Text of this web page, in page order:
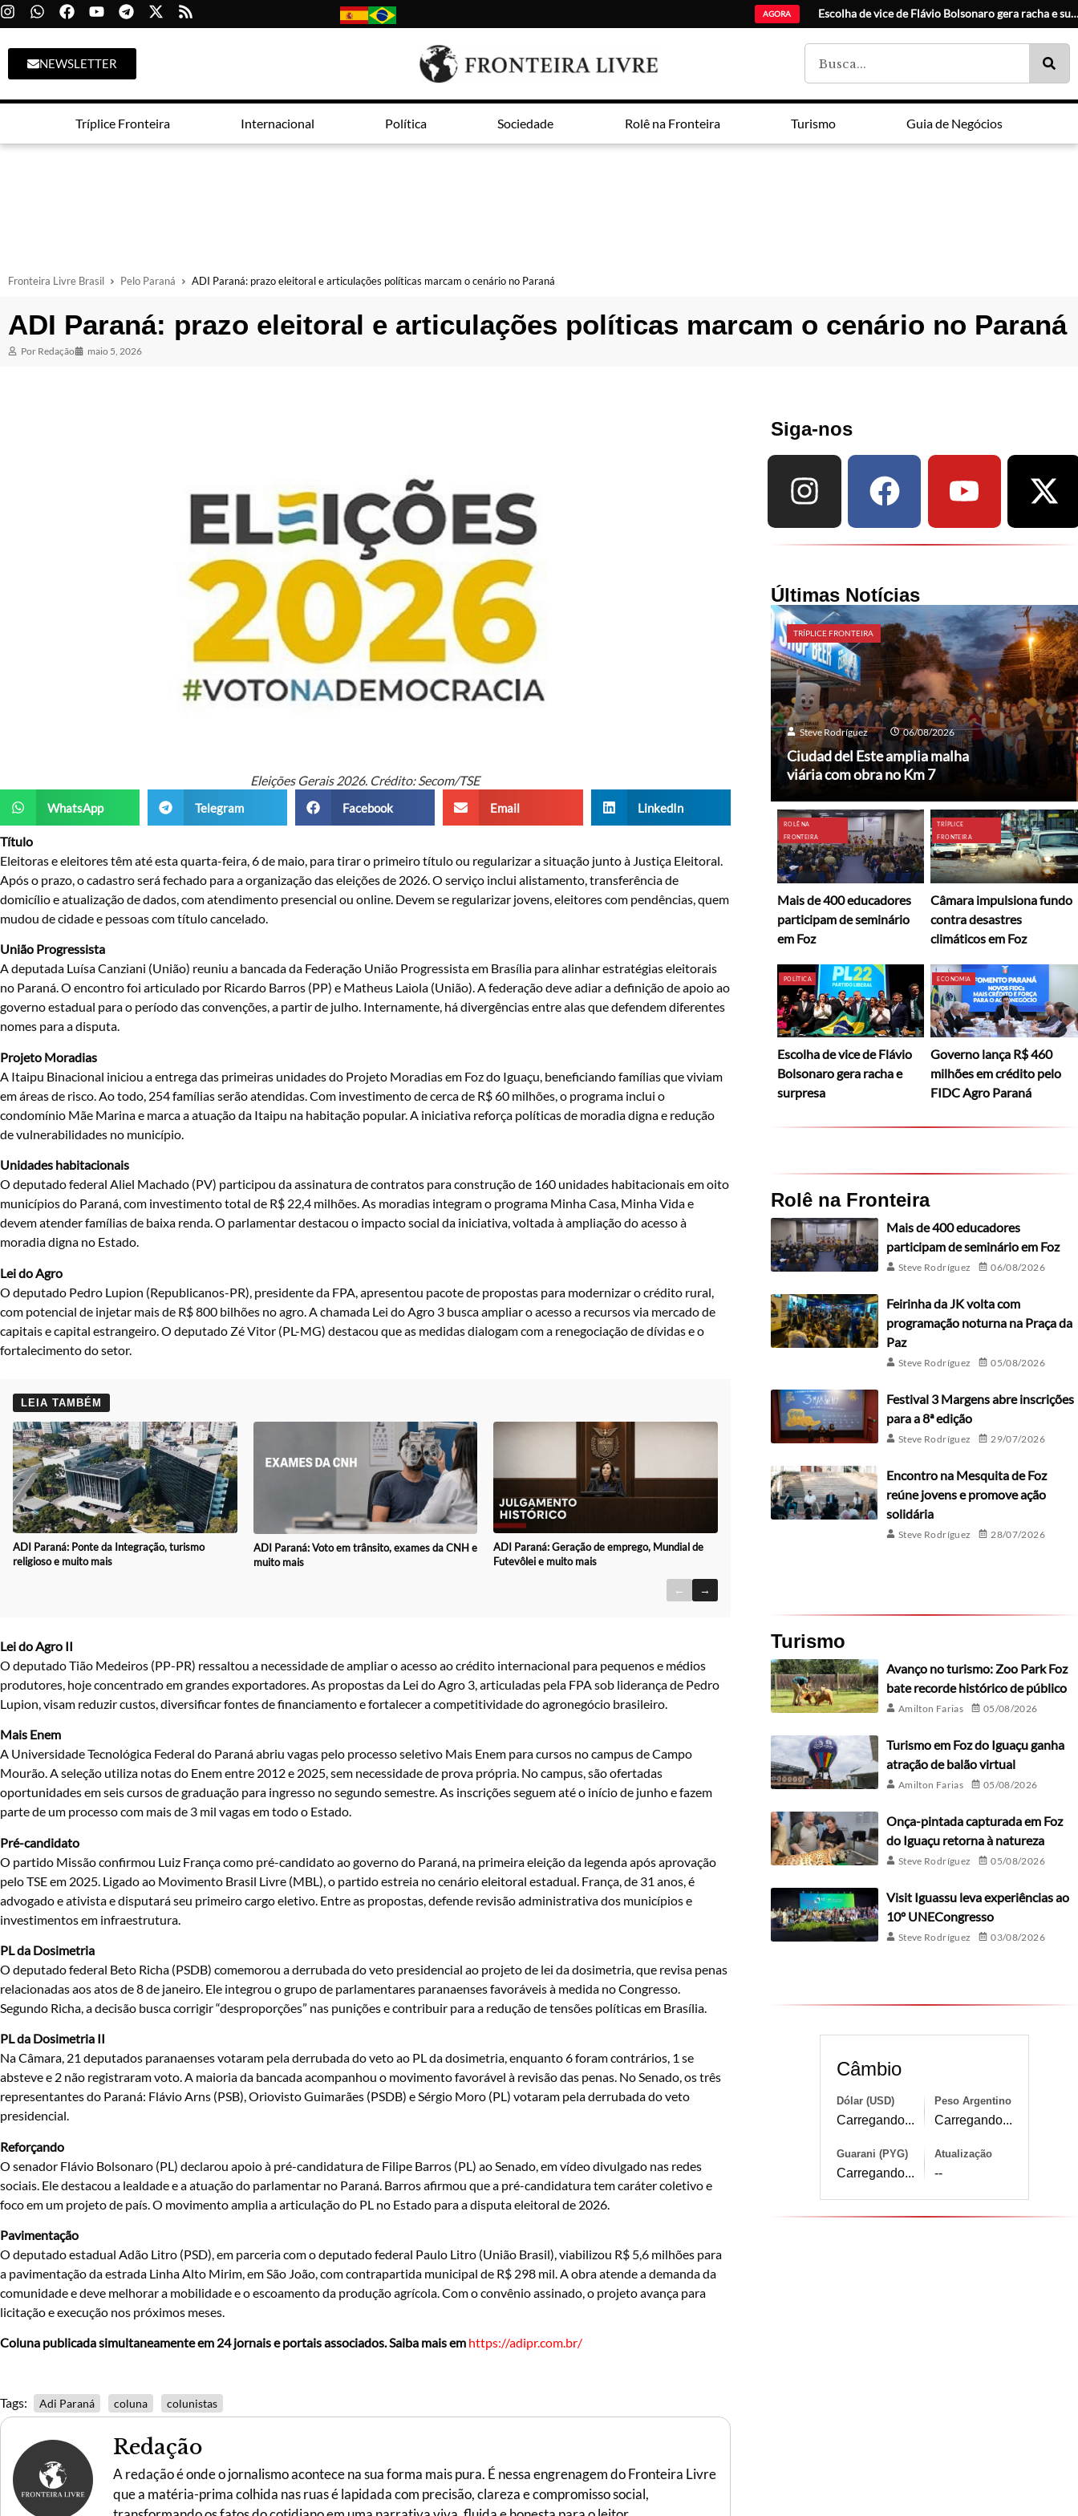
AGORA Ciudad del E
NEWSLETTER
Tríplice Fronteira Internacional Política Sociedade Rolê na Fronteira Turismo Guia de Negócios
Fronteira Livre Brasil Pelo Paraná ADI Paraná: prazo eleitoral e articulações políticas marcam o cenário no Paraná
ADI Paraná: prazo eleitoral e articulações políticas marcam o cenário no Paraná
Por Redação maio 5, 2026
Eleições Gerais 2026. Crédito: Secom/TSE
WhatsApp Telegram Facebook Email LinkedIn
Título
Eleitoras e eleitores têm até esta quarta-feira, 6 de maio, para tirar o primeiro título ou regularizar a situação junto à Justiça Eleitoral.
Após o prazo, o cadastro será fechado para a organização das eleições de 2026. O serviço inclui alistamento, transferência de
domicílio e atualização de dados, com atendimento presencial ou online. Devem se regularizar jovens, eleitores com pendências, quem
mudou de cidade e pessoas com título cancelado.
União Progressista
A deputada Luísa Canziani (União) reuniu a bancada da Federação União Progressista em Brasília para alinhar estratégias eleitorais
no Paraná. O encontro foi articulado por Ricardo Barros (PP) e Matheus Laiola (União). A federação deve adiar a definição de apoio ao
governo estadual para o período das convenções, a partir de julho. Internamente, há divergências entre alas que defendem diferentes
nomes para a disputa.
Projeto Moradias
A Itaipu Binacional iniciou a entrega das primeiras unidades do Projeto Moradias em Foz do Iguaçu, beneficiando famílias que viviam
em áreas de risco. Ao todo, 254 famílias serão atendidas. Com investimento de cerca de R$ 60 milhões, o programa inclui o
condomínio Mãe Marina e marca a atuação da Itaipu na habitação popular. A iniciativa reforça políticas de moradia digna e redução
de vulnerabilidades no município.
Unidades habitacionais
O deputado federal Aliel Machado (PV) participou da assinatura de contratos para construção de 160 unidades habitacionais em oito
municípios do Paraná, com investimento total de R$ 22,4 milhões. As moradias integram o programa Minha Casa, Minha Vida e
devem atender famílias de baixa renda. O parlamentar destacou o impacto social da iniciativa, voltada à ampliação do acesso à
moradia digna no Estado.
Lei do Agro
O deputado Pedro Lupion (Republicanos-PR), presidente da FPA, apresentou pacote de propostas para modernizar o crédito rural,
com potencial de injetar mais de R$ 800 bilhões no agro. A chamada Lei do Agro 3 busca ampliar o acesso a recursos via mercado de
capitais e capital estrangeiro. O deputado Zé Vitor (PL-MG) destacou que as medidas dialogam com a renegociação de dívidas e o
fortalecimento do setor.
LEIA TAMBÉM
ADI Paraná: Ponte da Integração, turismo
religioso e muito mais
ADI Paraná: Voto em trânsito, exames da CNH e
muito mais
ADI Paraná: Geração de emprego, Mundial de
Futevôlei e muito mais
← →
Lei do Agro II
O deputado Tião Medeiros (PP-PR) ressaltou a necessidade de ampliar o acesso ao crédito internacional para pequenos e médios
produtores, hoje concentrado em grandes exportadores. As propostas da Lei do Agro 3, articuladas pela FPA sob liderança de Pedro
Lupion, visam reduzir custos, diversificar fontes de financiamento e fortalecer a competitividade do agronegócio brasileiro.
Mais Enem
A Universidade Tecnológica Federal do Paraná abriu vagas pelo processo seletivo Mais Enem para cursos no campus de Campo
Mourão. A seleção utiliza notas do Enem entre 2012 e 2025, sem necessidade de prova própria. No campus, são ofertadas
oportunidades em seis cursos de graduação para ingresso no segundo semestre. As inscrições seguem até o início de junho e fazem
parte de um processo com mais de 3 mil vagas em todo o Estado.
Pré-candidato
O partido Missão confirmou Luiz França como pré-candidato ao governo do Paraná, na primeira eleição da legenda após aprovação
pelo TSE em 2025. Ligado ao Movimento Brasil Livre (MBL), o partido estreia no cenário eleitoral estadual. França, de 31 anos, é
advogado e ativista e disputará seu primeiro cargo eletivo. Entre as propostas, defende revisão administrativa dos municípios e
investimentos em infraestrutura.
PL da Dosimetria
O deputado federal Beto Richa (PSDB) comemorou a derrubada do veto presidencial ao projeto de lei da dosimetria, que revisa penas
relacionadas aos atos de 8 de janeiro. Ele integrou o grupo de parlamentares paranaenses favoráveis à medida no Congresso.
Segundo Richa, a decisão busca corrigir “desproporções” nas punições e contribuir para a redução de tensões políticas em Brasília.
PL da Dosimetria II
Na Câmara, 21 deputados paranaenses votaram pela derrubada do veto ao PL da dosimetria, enquanto 6 foram contrários, 1 se
absteve e 2 não registraram voto. A maioria da bancada acompanhou o movimento favorável à revisão das penas. No Senado, os três
representantes do Paraná: Flávio Arns (PSB), Oriovisto Guimarães (PSDB) e Sérgio Moro (PL) votaram pela derrubada do veto
presidencial.
Reforçando
O senador Flávio Bolsonaro (PL) declarou apoio à pré-candidatura de Filipe Barros (PL) ao Senado, em vídeo divulgado nas redes
sociais. Ele destacou a lealdade e a atuação do parlamentar no Paraná. Barros afirmou que a pré-candidatura tem caráter coletivo e
foco em um projeto de país. O movimento amplia a articulação do PL no Estado para a disputa eleitoral de 2026.
Pavimentação
O deputado estadual Adão Litro (PSD), em parceria com o deputado federal Paulo Litro (União Brasil), viabilizou R$ 5,6 milhões para
a pavimentação da estrada Linha Alto Mirim, em São João, com contrapartida municipal de R$ 298 mil. A obra atende a demanda da
comunidade e deve melhorar a mobilidade e o escoamento da produção agrícola. Com o convênio assinado, o projeto avança para
licitação e execução nos próximos meses.
Coluna publicada simultaneamente em 24 jornais e portais associados. Saiba mais em https://adipr.com.br/
Tags: Adi Paraná coluna colunistas
Redação
A redação é onde o jornalismo acontece na sua forma mais pura. É nessa engrenagem do Fronteira Livre
que a matéria-prima colhida nas ruas é lapidada com precisão, clareza e compromisso social,
Siga-nos
Últimas Notícias
TRÍPLICE FRONTEIRA
Steve Rodríguez 06/08/2026
Ciudad del Este amplia malha
viária com obra no Km 7
ROLÊ NA
FRONTEIRA
Mais de 400 educadores
participam de seminário
em Foz
TRÍPLICE
FRONTEIRA
Câmara impulsiona fundo
contra desastres
climáticos em Foz
POLÍTICA
Escolha de vice de Flávio
Bolsonaro gera racha e
surpresa
ECONOMIA
Governo lança R$ 460
milhões em crédito pelo
FIDC Agro Paraná
Rolê na Fronteira
Mais de 400 educadores
participam de seminário em Foz
Steve Rodríguez 06/08/2026
Feirinha da JK volta com
programação noturna na Praça da
Paz
Steve Rodríguez 05/08/2026
Festival 3 Margens abre inscrições
para a 8ª edição
Steve Rodríguez 29/07/2026
Encontro na Mesquita de Foz
reúne jovens e promove ação
solidária
Steve Rodríguez 28/07/2026
Turismo
Avanço no turismo: Zoo Park Foz
bate recorde histórico de público
Amilton Farias 05/08/2026
Turismo em Foz do Iguaçu ganha
atração de balão virtual
Amilton Farias 05/08/2026
Onça-pintada capturada em Foz
do Iguaçu retorna à natureza
Steve Rodríguez 05/08/2026
Visit Iguassu leva experiências ao
10º UNECongresso
Steve Rodríguez 03/08/2026
Câmbio
Dólar (USD)
Carregando...
Peso Argentino
Carregando...
Guarani (PYG)
Carregando...
Atualização
--